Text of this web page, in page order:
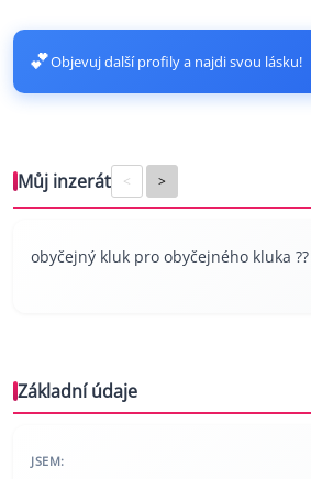
💕Objevuj další profily a najdi svou lásku!
Můj inzerát < >
obyčejný kluk pro obyčejného kluka ??
Základní údaje
JSEM: